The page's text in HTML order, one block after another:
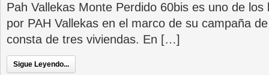
Pah Vallekas Monte Perdido 60bis es uno de los
por PAH Vallekas en el marco de su campaña
consta de tres viviendas. En […]
Sigue Leyendo...